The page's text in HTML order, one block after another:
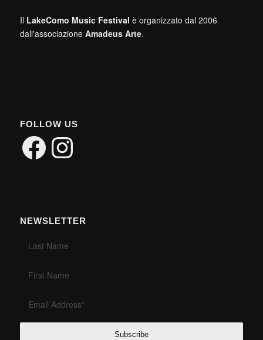
Il LakeComo Music Festival è organizzato dal 2006
dall'associazione Amadeus Arte.
FOLLOW US
FacebookInstagram
NEWSLETTER